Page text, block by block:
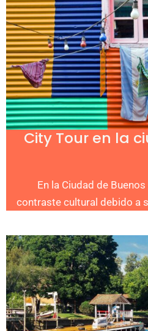
City Tour en la
En la Ciudad de
contraste cultural debido a